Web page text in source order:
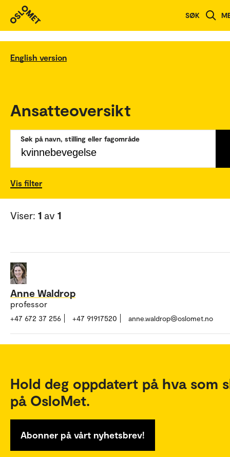
SØK
English version
Ansatteoversikt
Søk på navn, stilling eller fagområde
Vis filter
Viser: 1 av 1
Anne Waldrop
professor
+47 672 37 256 +47 91917520 anne.waldrop@oslomet.no
Hold deg oppdatert på hva som
på OsloMet.
Abonner på vårt nyhetsbrev!